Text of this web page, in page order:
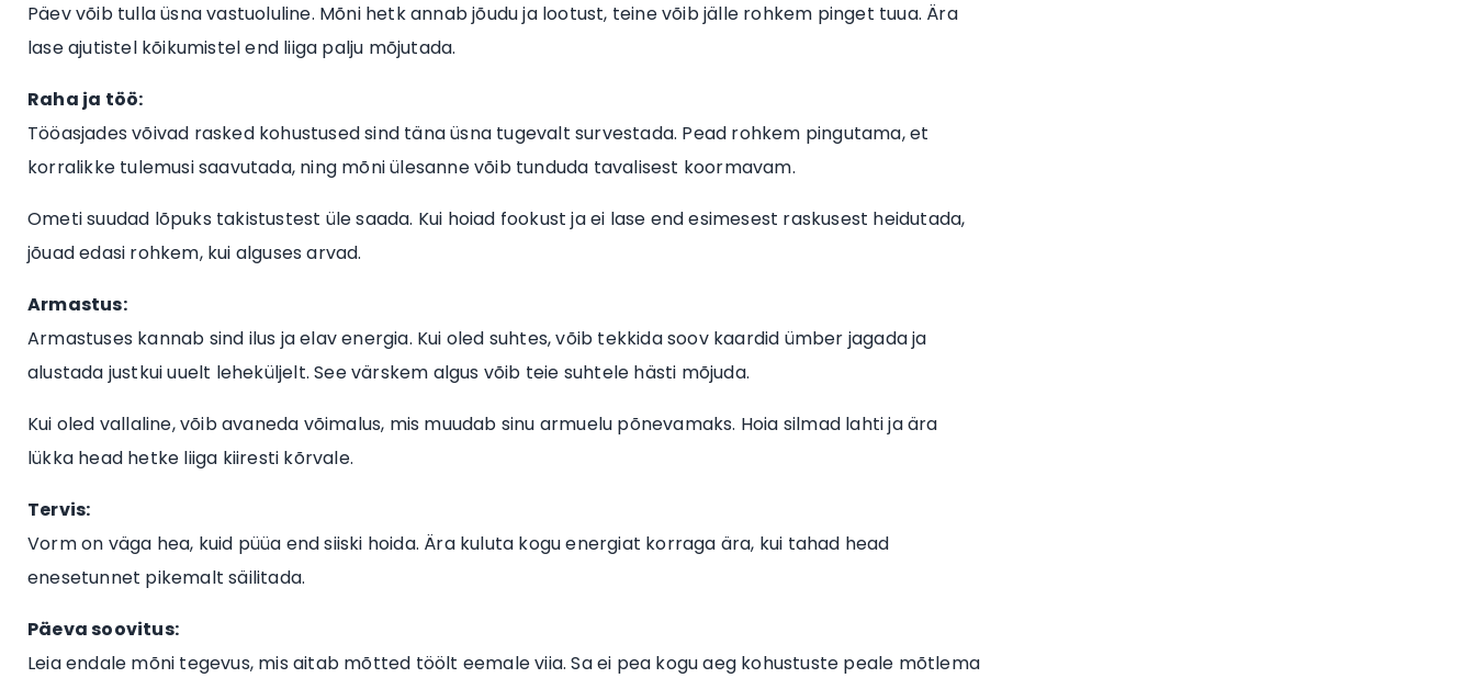
Päev võib tulla üsna vastuoluline. Mõni hetk annab jõudu ja lootust, teine võib jälle rohkem pinget tuua. Ära
lase ajutistel kõikumistel end liiga palju mõjutada.
Raha ja töö:
Tööasjades võivad rasked kohustused sind täna üsna tugevalt survestada. Pead rohkem pingutama, et
korralikke tulemusi saavutada, ning mõni ülesanne võib tunduda tavalisest koormavam.
Ometi suudad lõpuks takistustest üle saada. Kui hoiad fookust ja ei lase end esimesest raskusest heidutada,
jõuad edasi rohkem, kui alguses arvad.
Armastus:
Armastuses kannab sind ilus ja elav energia. Kui oled suhtes, võib tekkida soov kaardid ümber jagada ja
alustada justkui uuelt leheküljelt. See värskem algus võib teie suhtele hästi mõjuda.
Kui oled vallaline, võib avaneda võimalus, mis muudab sinu armuelu põnevamaks. Hoia silmad lahti ja ära
lükka head hetke liiga kiiresti kõrvale.
Tervis:
Vorm on väga hea, kuid püüa end siiski hoida. Ära kuluta kogu energiat korraga ära, kui tahad head
enesetunnet pikemalt säilitada.
Päeva soovitus:
Leia endale mõni tegevus, mis aitab mõtted töölt eemale viia. Sa ei pea kogu aeg kohustuste peale mõtlema